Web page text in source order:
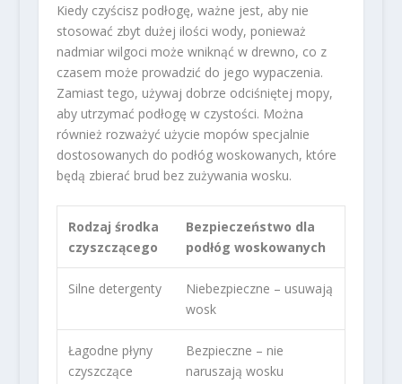
Kiedy czyścisz podłogę, ważne jest, aby nie
stosować zbyt dużej ilości wody, ponieważ
nadmiar wilgoci może wniknąć w drewno, co z
czasem może prowadzić do jego wypaczenia.
Zamiast tego, używaj dobrze odciśniętej mopy,
aby utrzymać podłogę w czystości. Można
również rozważyć użycie mopów specjalnie
dostosowanych do podłóg woskowanych, które
będą zbierać brud bez zużywania wosku.
Rodzaj środka
czyszczącego
Bezpieczeństwo dla
podłóg woskowanych
Silne detergenty
Niebezpieczne – usuwają
wosk
Łagodne płyny
czyszczące
Bezpieczne – nie
naruszają wosku